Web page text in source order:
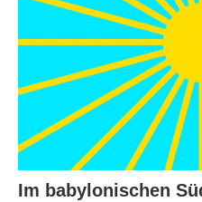
Im babylonischen